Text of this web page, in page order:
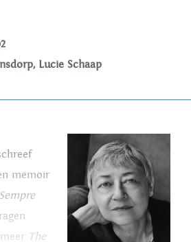
Lucie Schaap
memoir
Sempre
The